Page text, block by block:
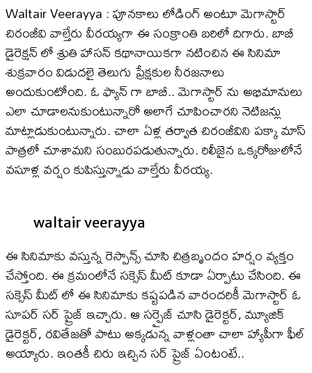
Waltair Veerayya : పూనకాలు లోడింగ్ అంటూ మెగాస్టార్
చిరంజీవి వాల్తేరు వీరయ్యగా ఈ సంక్రాంతి బరిలో దిగారు. బాబీ
డైరెక్షన్ లో శ్రుతి హాసన్ కథానాయికగా నటించిన ఈ సినిమా
శుక్రవారం విడుదలై తెలుగు ప్రేక్షకుల నీరజనాలు
అందుకుంటోంది. ఓ ఫ్యాన్ గా బాబీ.. మెగాస్టార్ ను అభిమానులు
ఎలా చూడాలనుకుంటున్నారో అలాగే చూపించారని నెటిజన్లు
మాట్లాడుకుంటున్నారు. చాలా ఏళ్ల తర్వాత చిరంజీవిని పక్కా మాస్
పాత్రలో చూశామని సంబురపడుతున్నారు. రిలీజైన ఒక్కరోజులోనే
వసూళ్ల వర్షం కుపిస్తున్నాడు వాల్తేరు వీరయ్య.
waltair veerayya
ఈ సినిమాకు వస్తున్న రెస్పాన్స్ చూసి చిత్రబృందం హర్షం వ్యక్తం
చేస్తోంది. ఈ క్రమంలోనే సక్సెస్ మీట్ కూడా ఏర్పాటు చేసింది. ఈ
సక్సెస్ మీట్ లో ఈ సినిమాకు కష్టపడిన వారందరికీ మెగాస్టార్ ఓ
సూపర్ సర్ ప్రైజ్ ఇచ్చారు. ఆ సర్ప్రైజ్ చూసి డైరెక్టర్, మ్యూజిక్
డైరెక్టర్, రవితేజతో పాటు అక్కడున్న వాళ్లంతా చాలా హ్యాపీగా ఫీల్
అయ్యారు. ఇంతకీ చిరు ఇచ్చిన సర్ ప్రైజ్ ఏంటంటే..